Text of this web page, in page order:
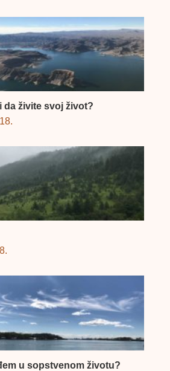
da živite svoj život?
u sopstvenom životu?